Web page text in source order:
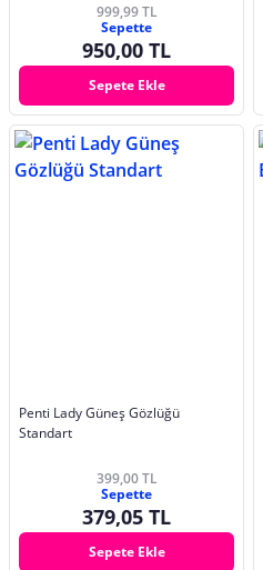
999,99 TL
Sepette
950,00 TL
Sepete Ekle
Penti Lady Güneş Gözlüğü
Standart
399,00 TL
Sepette
379,05 TL
Sepete Ekle